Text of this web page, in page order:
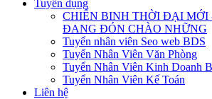
Tuyển dụng
CHIẾN BINH THỜI ĐẠI MỚI
ĐANG ĐÓN CHÀO NHỮNG
Tuyển nhân viên Seo web BDS
Tuyển Nhân Viên Văn Phòng
Tuyển Nhân Viên Kinh Doanh
Tuyển Nhân Viên Kế Toán
Liên hệ